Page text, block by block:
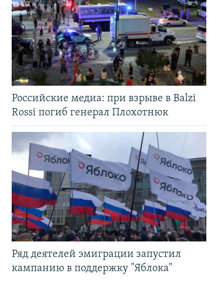
Российские медиа: при взрыве в Balzi
Rossi погиб генерал Плохотнюк
Ряд деятелей эмиграции запустил
кампанию в поддержку "Яблока"